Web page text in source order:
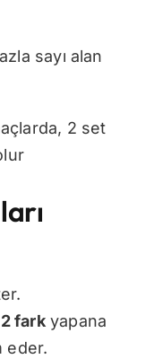
sayı alan
2 set
2 farkyapana
eder.